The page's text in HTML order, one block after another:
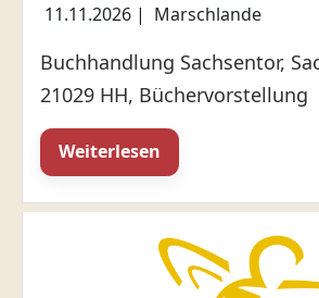
11.11.2026 | Marschlande
Buchhandlung Sachsentor,
21029 HH, Büchervorstellung
Weiterlesen